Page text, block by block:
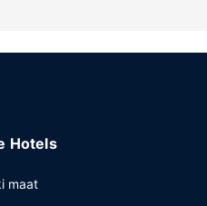
auki oleva vastaanotto,
Hotels
maat